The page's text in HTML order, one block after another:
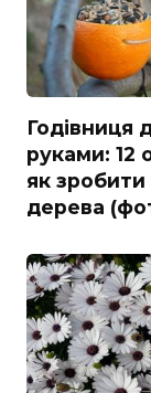
Годівниця
руками: 12
як
дерева